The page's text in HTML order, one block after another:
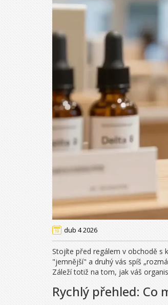
dub 4 2026
Stojíte před regálem v obchodě s
"jemnější" a druhý vás spíš
Záleží totiž na tom, jak váš
Rychlý přehled: Co